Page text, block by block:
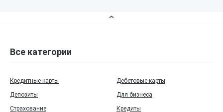
Все категории
Кредитные карты
Дебетовые карты
Депозиты
Для бизнеса
Страхование
Кредиты